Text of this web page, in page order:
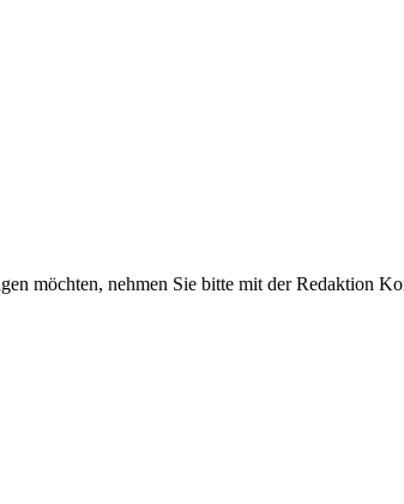
möchten, nehmen Sie bitte mit der Redaktion